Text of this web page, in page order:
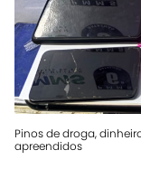
Pinos de droga,
apreendidos